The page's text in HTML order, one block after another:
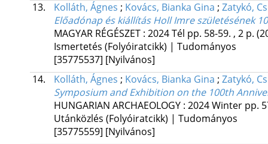
13.
Kolláth, Ágnes ; Kovács, Bianka Gina ; Zatykó,
Előadónap és kiállítás Holl Imre születésének
MAGYAR RÉGÉSZET : 2024 Tél pp. 58-59. , 2 p.
Ismertetés (Folyóiratcikk) | Tudományos
[35775537] [Nyilvános]
14.
Kolláth, Ágnes ; Kovács, Bianka Gina ; Zatykó,
Symposium and Exhibition on the 100th
HUNGARIAN ARCHAEOLOGY : 2024 Winter pp.
Utánközlés (Folyóiratcikk) | Tudományos
[35775559] [Nyilvános]